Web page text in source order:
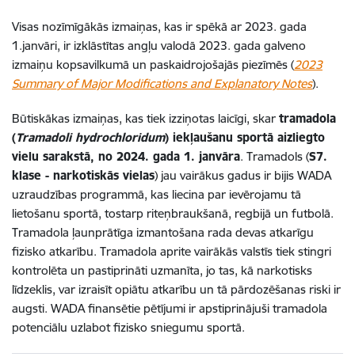
Visas nozīmīgākās izmaiņas, kas ir spēkā ar 2023. gada
1.janvāri, ir izklāstītas angļu valodā 2023. gada galveno
izmaiņu kopsavilkumā un paskaidrojošajās piezīmēs (2023
Summary of Major Modifications and Explanatory Notes).
Būtiskākas izmaiņas, kas tiek izziņotas laicīgi, skar tramadola
(Tramadoli hydrochloridum) iekļaušanu sportā aizliegto
vielu sarakstā, no 2024. gada 1. janvāra. Tramadols (S7.
klase - narkotiskās vielas) jau vairākus gadus ir bijis WADA
uzraudzības programmā, kas liecina par ievērojamu tā
lietošanu sportā, tostarp riteņbraukšanā, regbijā un futbolā.
Tramadola ļaunprātīga izmantošana rada devas atkarīgu
fizisko atkarību. Tramadola aprite vairākās valstīs tiek stingri
kontrolēta un pastiprināti uzmanīta, jo tas, kā narkotisks
līdzeklis, var izraisīt opiātu atkarību un tā pārdozēšanas riski ir
augsti. WADA finansētie pētījumi ir apstiprinājuši tramadola
potenciālu uzlabot fizisko sniegumu sportā.